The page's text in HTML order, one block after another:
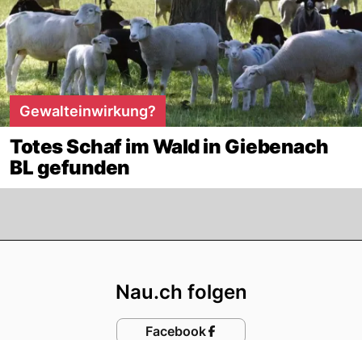
Gewalteinwirkung?
Totes Schaf im Wald in Giebenach
BL gefunden
Nau.ch folgen
Facebook